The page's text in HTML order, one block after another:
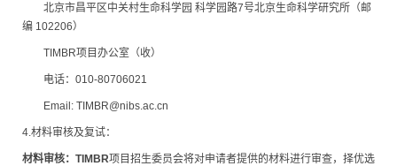
北京市昌平区中关村生命科学园 科学园路7号北京生命科学研究所（邮
编 102206）
TIMBR项目办公室（收）
电话：010-80706021
Email: TIMBR@nibs.ac.cn
4.材料审核及复试：
材料审核：TIMBR项目招生委员会将对申请者提供的材料进行审查，择优选